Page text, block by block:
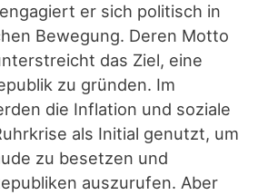
er sich politisch in
Bewegung. Deren Motto
das Ziel, eine
zu gründen. Im
die Inflation und soziale
als Initial genutzt, um
zu besetzen und
auszurufen. Aber